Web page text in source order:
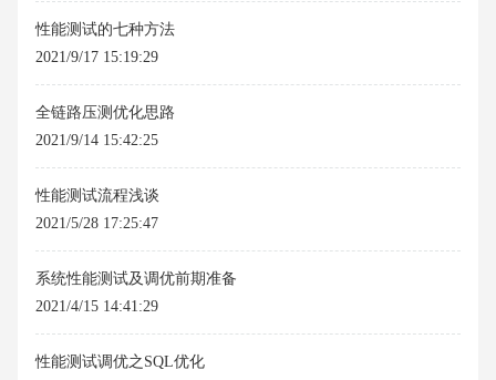
性能测试的七种方法
2021/9/17 15:19:29
全链路压测优化思路
2021/9/14 15:42:25
性能测试流程浅谈
2021/5/28 17:25:47
系统性能测试及调优前期准备
2021/4/15 14:41:29
性能测试调优之SQL优化